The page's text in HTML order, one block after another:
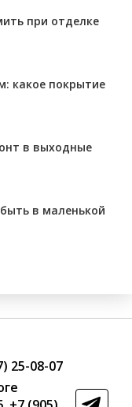
при отделке
какое покрытие
в выходные
в маленькой
25-08-07